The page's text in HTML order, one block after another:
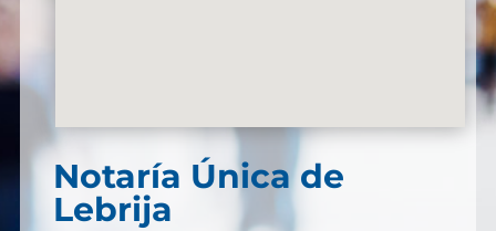
Notaría Única de
Lebrija